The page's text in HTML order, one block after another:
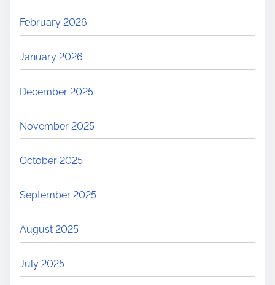
February 2026
January 2026
December 2025
November 2025
October 2025
September 2025
August 2025
July 2025